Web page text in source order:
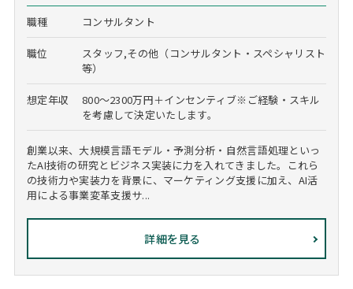
職種 コンサルタント
職位
スタッフ,その他（コンサルタント・スペシャリスト
等）
想定年収
800～2300万円＋インセンティブ※ご経験・スキル
を考慮して決定いたします。
創業以来、大規模言語モデル・予測分析・自然言語処理といっ
たAI技術の研究とビジネス実装に力を入れてきました。これら
の技術力や実装力を背景に、マーケティング支援に加え、AI活
用による事業変革支援サ...
詳細を見る